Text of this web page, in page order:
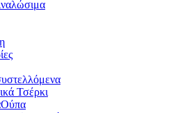
Τσέρκι
Ούπα